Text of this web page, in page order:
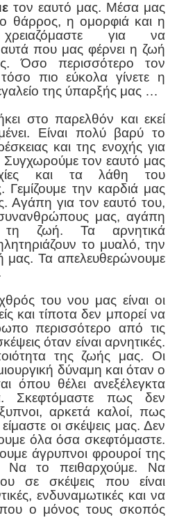
τον εαυτό μας. Μέσα μας
θάρρος, η ομορφιά και η
για να
αυτά που μας φέρνει η ζωή
Όσο περισσότερο τον
πιο εύκολα γίνετε η
της ύπαρξής μας …
στο παρελθόν και εκεί
Είναι πολύ βαρύ το
και της ενοχής για
τον εαυτό μας
και τα λάθη του
Γεμίζουμε την καρδιά μας
Αγάπη για τον εαυτό του,
μας, αγάπη
ζωή. Τα αρνητικά
το μυαλό, την
μας. Τα απελευθερώνουμε
του νου μας είναι οι
και τίποτα δεν μπορεί να
περισσότερο από τις
όταν είναι αρνητικές.
της ζωής μας. Οι
δύναμη και όταν ο
όπου θέλει ανεξέλεγκτα
Σκεφτόμαστε πως δεν
αρκετά καλοί, πως
οι σκέψεις μας. Δεν
όλα όσα σκεφτόμαστε.
άγρυπνοι φρουροί της
Να το πειθαρχούμε. Να
σε σκέψεις που είναι
ενδυναμωτικές και να
ο μόνος τους σκοπός